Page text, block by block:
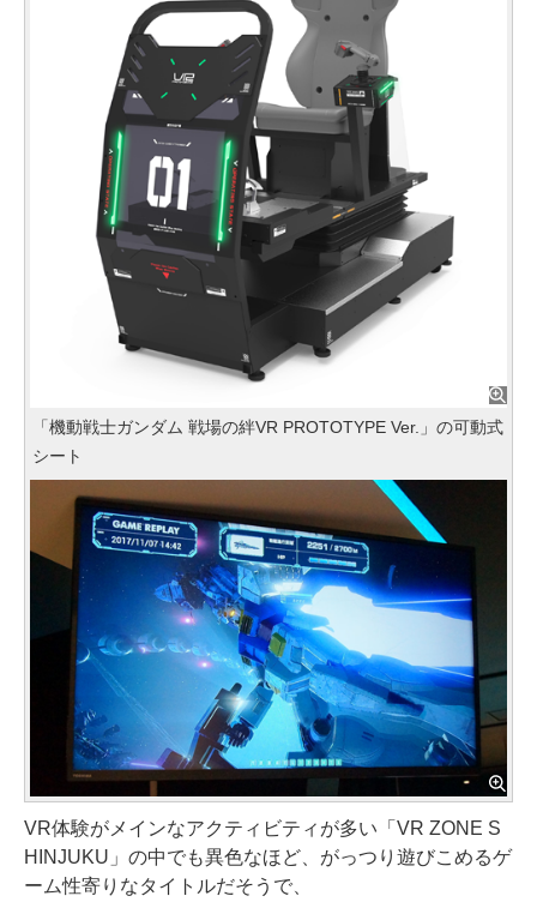
「機動戦士ガンダム 戦場の絆VR PROTOTYPE Ver.」の可動式
シート
VR体験がメインなアクティビティが多い「VR ZONE S
HINJUKU」の中でも異色なほど、がっつり遊びこめるゲ
ーム性寄りなタイトルだそうで、